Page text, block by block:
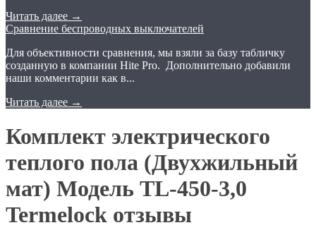
Читать далее →
Сравнение беспроводных выключателей
Для объективности сравнения, мы взяли за базу табличку
созданную в компании Hite Pro. Дополнительно добавили
наши комментарии как в...
Читать далее →
Комплект электрического
теплого пола (Двухжильный
мат) Модель TL-450-3,0
Termelock отзывы